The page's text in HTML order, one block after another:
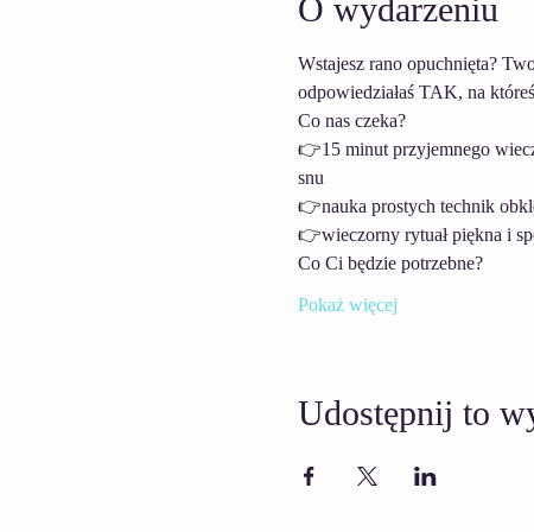
O wydarzeniu
Wstajesz rano opuchnięta?
odpowiedziałaś TAK, na
Co nas czeka?
👉15 minut przyjemnego
snu
👉nauka prostych technik
👉wieczorny rytuał piękna i
Co Ci będzie potrzebne?
Pokaż więcej
Udostępnij to